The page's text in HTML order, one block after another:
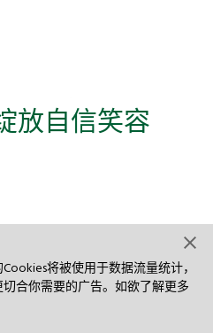
将被使用于数据流量统计，
合你需要的广告。如欲了解更多
放自信笑容